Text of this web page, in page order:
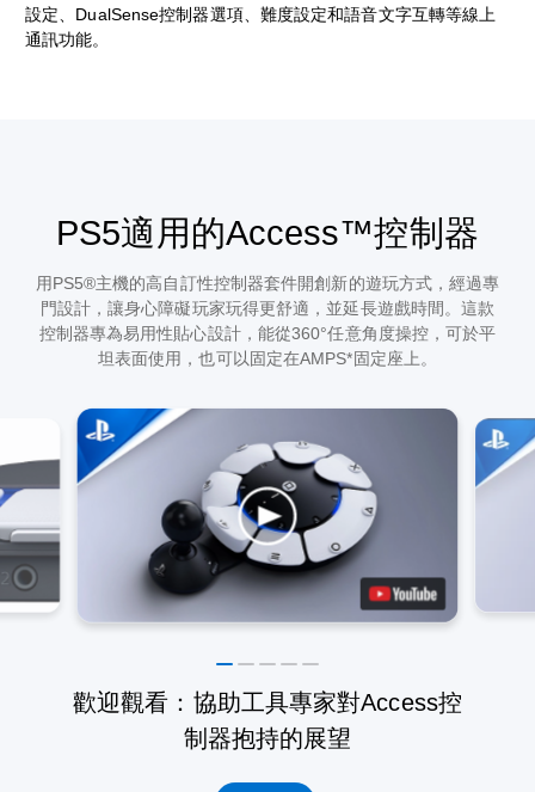
設定、DualSense控制器選項、難度設定和語音文字互轉等線上
通訊功能。
PS5適用的Access™控制器
用PS5®主機的高自訂性控制器套件開創新的遊玩方式，經過專
門設計，讓身心障礙玩家玩得更舒適，並延長遊戲時間。這款
控制器專為易用性貼心設計，能從360°任意角度操控，可於平
坦表面使用，也可以固定在AMPS*固定座上。
歡迎觀看：協助工具專家對Access控
制器抱持的展望